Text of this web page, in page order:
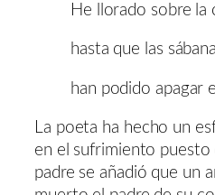
He llorado sobre la
hasta que las
han podido apagar
La poeta ha hecho un
en el sufrimiento puesto
padre se añadió que un